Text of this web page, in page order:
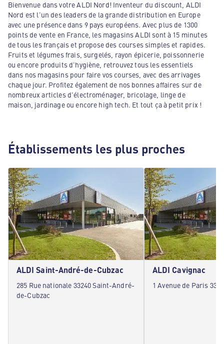
Bienvenue dans votre ALDI Nord! Inventeur du discount, ALDI
Nord est l'un des leaders de la grande distribution en Europe
avec une présence dans 9 pays européens. Avec plus de 1300
points de vente en France, les magasins ALDI sont à 15 minutes
de tous les français et propose des courses simples et rapides.
Fruits et légumes frais, surgelés, rayon épicerie, poissonnerie
ou encore produits d'hygiène, retrouvez tous les essentiels
dans nos magasins pour faire vos courses, avec des arrivages
chaque jour. Profitez également de nos bonnes affaires sur de
nombreux articles d'électroménager, bricolage, linge de
maison, jardinage ou encore high tech. Et tout ça à petit prix !
Établissements les plus proches
ALDI Saint-André-de-Cubzac
285 Rue nationale 33240 Saint-André-
de-Cubzac
ALDI Cavignac
1 Avenue de Paris